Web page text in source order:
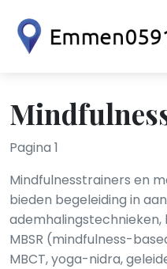
Pagina 1
Mindfulnesstrainers en
bieden begeleiding in
MBSR (mindfulness-
MBCT, yoga-nidra,